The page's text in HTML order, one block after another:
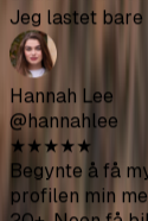
Priya Singh
@priyasingh
★★★★★
Noen bilder er
tillegg.